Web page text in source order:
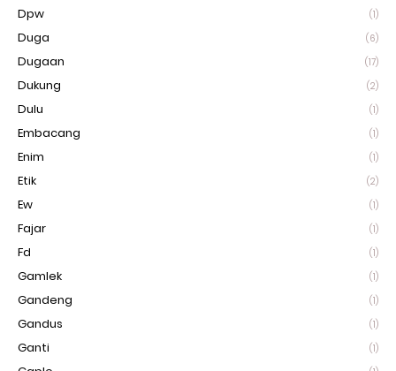
Dpw (1)
Duga (6)
Dugaan (17)
Dukung (2)
Dulu (1)
Embacang (1)
Enim (1)
Etik (2)
Ew (1)
Fajar (1)
Fd (1)
Gamlek (1)
Gandeng (1)
Gandus (1)
Ganti (1)